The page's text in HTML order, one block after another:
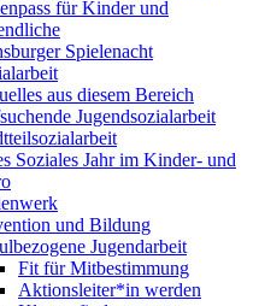
für Kinder und
Spielenacht
aus diesem Bereich
Jugendsozialarbeit
Soziales Jahr im Kinder- und
und Bildung
Jugendarbeit
Fit für Mitbestimmung
Aktionsleiter*in werden